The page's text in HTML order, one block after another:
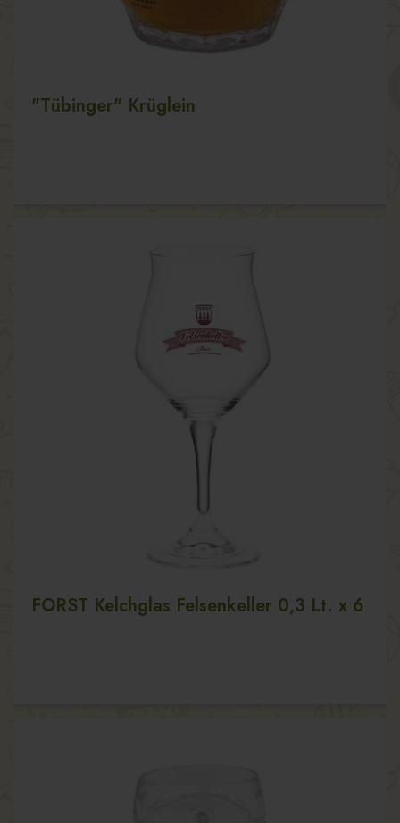
"Tübinger" Krüglein
FORST Kelchglas Felsenkeller 0,3 Lt. x 6